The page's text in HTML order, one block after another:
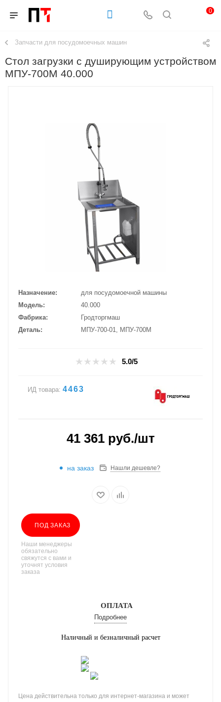
0
Запчасти для посудомоечных машин
Стол загрузки с душирующим устройством
МПУ-700М 40.000
Назначение
для посудомоечной машины
Модель
40.000
Фабрика
Гродторгмаш
Деталь
МПУ-700-01, МПУ-700М
5.0/5
ИД товара: 4463
41 361руб./шт
на заказ Нашли дешевле?
ПОД ЗАКАЗ
Наши менеджеры
обязательно
свяжутся с вами и
уточнят условия
заказа
ОПЛАТА
Подробнее
Наличный и безналичный расчет
Цена действительна только для интернет-магазина и может